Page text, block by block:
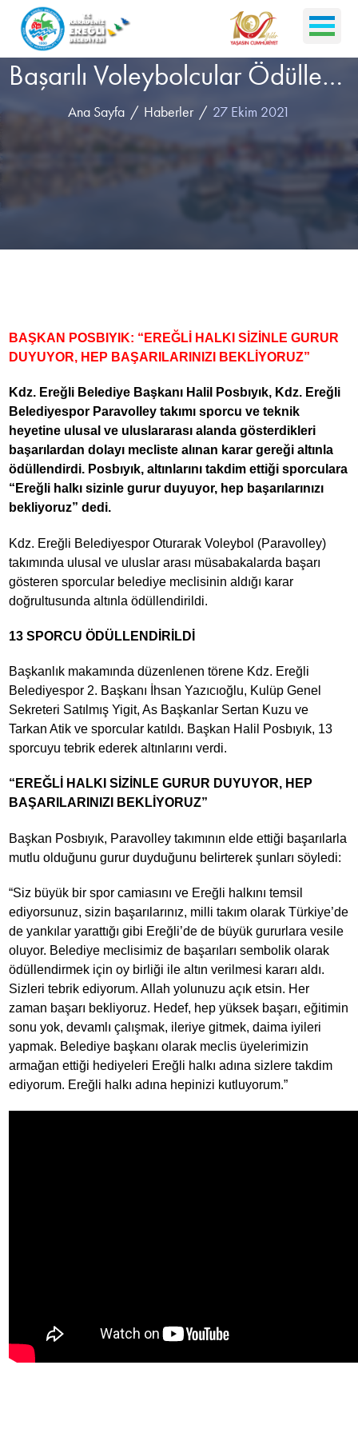
Başarılı Voleybolcular Ödüllendirildi
Ana Sayfa Haberler 27 Ekim 2021
BAŞKAN POSBIYIK: “EREĞLİ HALKI SİZİNLE GURUR
DUYUYOR, HEP BAŞARILARINIZI BEKLİYORUZ”
Kdz. Ereğli Belediye Başkanı Halil Posbıyık, Kdz. Ereğli
Belediyespor Paravolley takımı sporcu ve teknik
heyetine ulusal ve uluslararası alanda gösterdikleri
başarılardan dolayı mecliste alınan karar gereği altınla
ödüllendirdi. Posbıyık, altınlarını takdim ettiği sporculara
“Ereğli halkı sizinle gurur duyuyor, hep başarılarınızı
bekliyoruz” dedi.
Kdz. Ereğli Belediyespor Oturarak Voleybol (Paravolley)
takımında ulusal ve uluslar arası müsabakalarda başarı
gösteren sporcular belediye meclisinin aldığı karar
doğrultusunda altınla ödüllendirildi.
13 SPORCU ÖDÜLLENDİRİLDİ
Başkanlık makamında düzenlenen törene Kdz. Ereğli
Belediyespor 2. Başkanı İhsan Yazıcıoğlu, Kulüp Genel
Sekreteri Satılmış Yigit, As Başkanlar Sertan Kuzu ve
Tarkan Atik ve sporcular katıldı. Başkan Halil Posbıyık, 13
sporcuyu tebrik ederek altınlarını verdi.
“EREĞLİ HALKI SİZİNLE GURUR DUYUYOR, HEP
BAŞARILARINIZI BEKLİYORUZ”
Başkan Posbıyık, Paravolley takımının elde ettiği başarılarla
mutlu olduğunu gurur duyduğunu belirterek şunları söyledi:
“Siz büyük bir spor camiasını ve Ereğli halkını temsil
ediyorsunuz, sizin başarılarınız, milli takım olarak Türkiye’de
de yankılar yarattığı gibi Ereğli’de de büyük gururlara vesile
oluyor. Belediye meclisimiz de başarıları sembolik olarak
ödüllendirmek için oy birliği ile altın verilmesi kararı aldı.
Sizleri tebrik ediyorum. Allah yolunuzu açık etsin. Her
zaman başarı bekliyoruz. Hedef, hep yüksek başarı, eğitimin
sonu yok, devamlı çalışmak, ileriye gitmek, daima iyileri
yapmak. Belediye başkanı olarak meclis üyelerimizin
armağan ettiği hediyeleri Ereğli halkı adına sizlere takdim
ediyorum. Ereğli halkı adına hepinizi kutluyorum.”